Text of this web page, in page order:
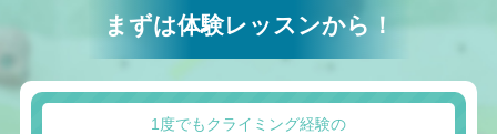
まずは体験レッスンから！
1度でもクライミング経験の